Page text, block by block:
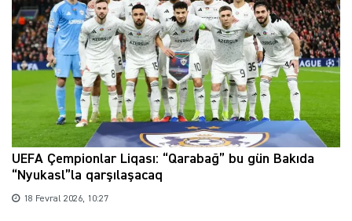
UEFA Çempionlar Liqası: “Qarabağ” bu gün Bakıda
“Nyukasl”la qarşılaşacaq
18 Fevral 2026, 10:27